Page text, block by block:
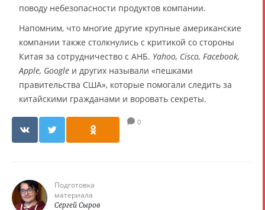
поводу небезопасности продуктов компании.
Напомним, что многие другие крупные американские
компании также столкнулись с критикой со стороны
Китая за сотрудничество с АНБ. Yahoo, Cisco, Facebook,
Apple, Google и других называли «пешками
правительства США», которые помогали следить за
китайскими гражданами и воровать секреты.
0
Подготовка
материала
Сергей Сыров